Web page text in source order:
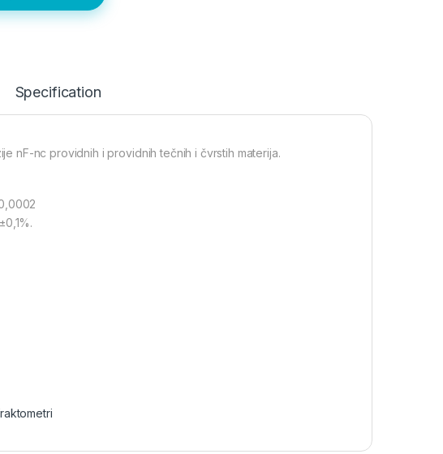
Specification
nF-nc providnih i providnih tečnih i čvrstih materija.